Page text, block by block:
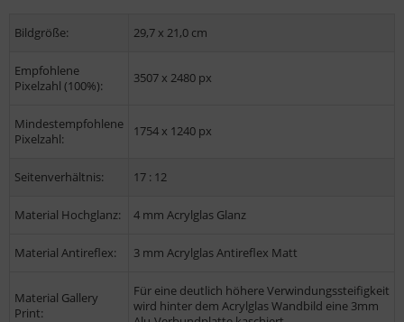
Bildgröße: 29,7 x 21,0 cm
Empfohlene
Pixelzahl (100%):
3507 x 2480 px
Mindestempfohlene
Pixelzahl:
1754 x 1240 px
Seitenverhältnis: 17 : 12
Material Hochglanz: 4 mm Acrylglas Glanz
Material Antireflex: 3 mm Acrylglas Antireflex Matt
Material Gallery
Print:
Für eine deutlich höhere Verwindungssteifigkeit
wird hinter dem Acrylglas Wandbild eine 3mm